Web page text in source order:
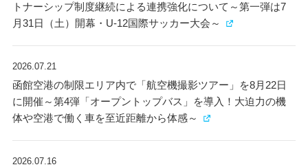
トナーシップ制度継続による連携強化について～第一弾は7
月31日（土）開幕・U-12国際サッカー大会～
2026.07.21
函館空港の制限エリア内で「航空機撮影ツアー」を8月22日
に開催～第4弾「オープントップバス」を導入！大迫力の機
体や空港で働く車を至近距離から体感～
2026.07.16